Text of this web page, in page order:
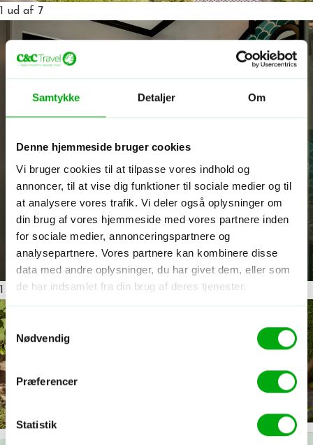
Samtykke Detaljer Om
Denne hjemmeside bruger cookies
Vi bruger cookies til at tilpasse vores indhold og
annoncer, til at vise dig funktioner til sociale medier og til
at analysere vores trafik. Vi deler også oplysninger om
din brug af vores hjemmeside med vores partnere inden
for sociale medier, annonceringspartnere og
analysepartnere. Vores partnere kan kombinere disse
data med andre oplysninger, du har givet dem, eller som
de har indsamlet fra din brug af deres tjenester.
Nødvendig
Præferencer
Statistik
1 ud af 7
1 ud af 7